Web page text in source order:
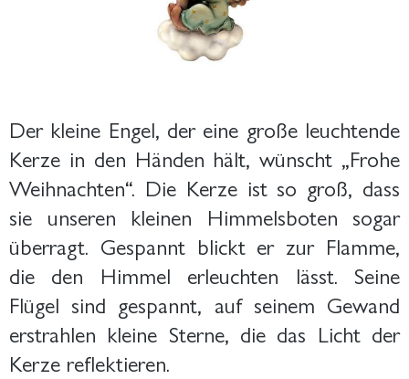
Der kleine Engel, der eine große leuchtende
Kerze in den Händen hält, wünscht „Frohe
Weihnachten“. Die Kerze ist so groß, dass
sie unseren kleinen Himmelsboten sogar
überragt. Gespannt blickt er zur Flamme,
die den Himmel erleuchten lässt. Seine
Flügel sind gespannt, auf seinem Gewand
erstrahlen kleine Sterne, die das Licht der
Kerze reflektieren.